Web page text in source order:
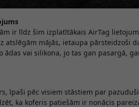
ir līdz šim izplatītākais AirTag
atslēgām mājās, ietaupa pārsteidzoši
ādas vai silikona, jo tas gan pasargā,
īpaši pēc visiem stāstiem par
ka koferis patiešām ir nonācis